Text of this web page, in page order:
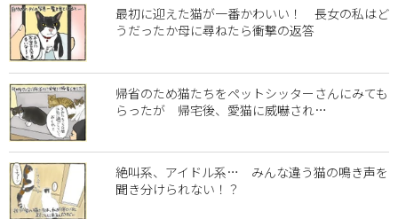
最初に迎えた猫が一番かわいい！ 長女の私はど
うだったか母に尋ねたら衝撃の返答
帰省のため猫たちをペットシッターさんにみても
らったが 帰宅後、愛猫に威嚇され…
絶叫系、アイドル系… みんな違う猫の鳴き声を
聞き分けられない！？